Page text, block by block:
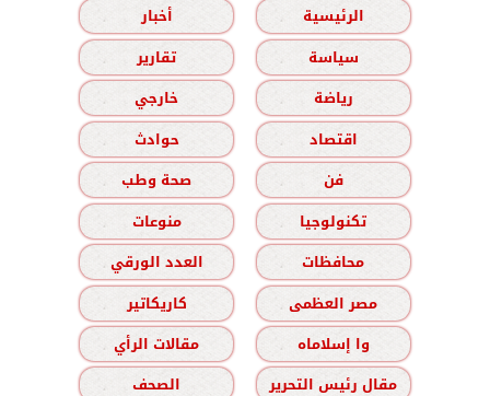
الرئيسية
أخبار
سياسة
تقارير
رياضة
خارجي
اقتصاد
حوادث
فن
صحة وطب
تكنولوجيا
منوعات
محافظات
العدد الورقي
مصر العظمى
كاريكاتير
وا إسلاماه
مقالات الرأي
مقال رئيس التحرير
الصحف